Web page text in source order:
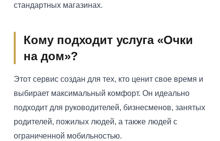
стандартных магазинах.
Кому подходит услуга «Очки
на дом»?
Этот сервис создан для тех, кто ценит свое время и
выбирает максимальный комфорт. Он идеально
подходит для руководителей, бизнесменов, занятых
родителей, пожилых людей, а также людей с
ограниченной мобильностью.